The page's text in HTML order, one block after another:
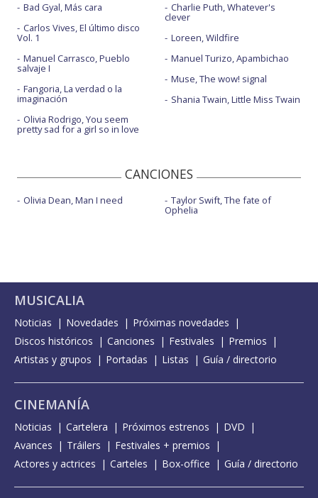
Bad Gyal, Más cara
Carlos Vives, El último disco
Vol. 1
Manuel Carrasco, Pueblo
salvaje I
Fangoria, La verdad o la
imaginación
Olivia Rodrigo, You seem
pretty sad for a girl so in love
Charlie Puth, Whatever's
clever
Loreen, Wildfire
Manuel Turizo, Apambichao
Muse, The wow! signal
Shania Twain, Little Miss Twain
CANCIONES
Olivia Dean, Man I need Taylor Swift, The fate of
Ophelia
MUSICALIA
Noticias Novedades
Próximas novedades
Discos históricos
Canciones Festivales
Premios
Artistas y grupos
Portadas Listas Guía / directorio
CINEMANÍA
Noticias Cartelera Próximos estrenos
DVD
Avances
Tráilers
Festivales + premios
Actores y actrices
Carteles Box-office Guía / directorio